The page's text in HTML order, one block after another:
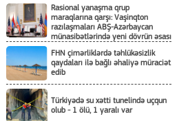
Rasional yanaşma qrup
maraqlarına qarşı: Vaşinqton
razılaşmaları ABŞ-Azərbaycan
münasibətlərində yeni dövrün əsası
FHN çimərliklərdə təhlükəsizlik
qaydaları ilə bağlı əhaliyə müraciət
edib
Türkiyədə su xətti tunelində uçqun
olub - 1 ölü, 1 yaralı var